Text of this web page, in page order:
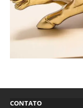
CONTATO